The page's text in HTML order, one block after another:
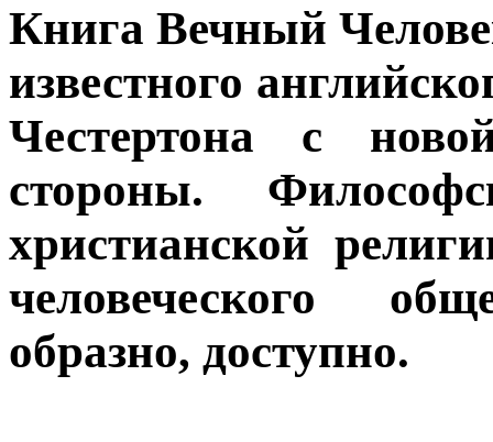
Книга Вечный
известного
Честертона с
стороны.
христианской
человеческого
образно, доступно.